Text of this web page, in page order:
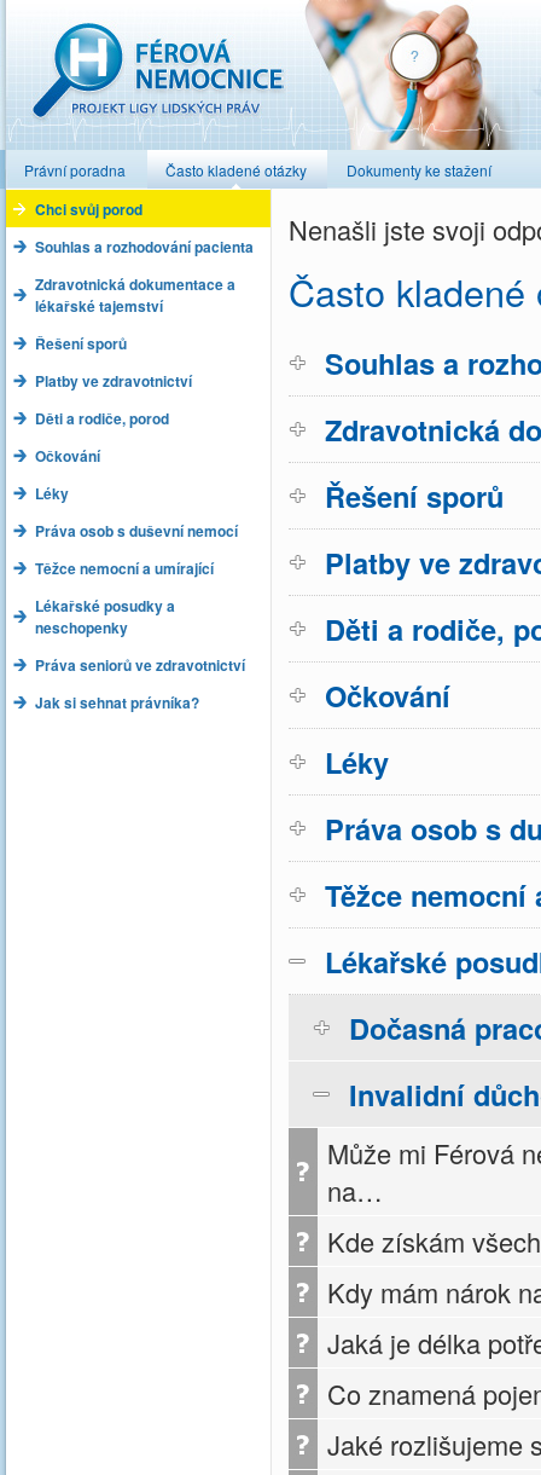
Právní poradna Často kladené otázky Dokumenty ke stažení
Chci svůj porod
Souhlas a rozhodování pacienta
Zdravotnická dokumentace a
lékařské tajemství
Řešení sporů
Platby ve zdravotnictví
Děti a rodiče, porod
Očkování
Léky
Práva osob s duševní nemocí
Těžce nemocní a umírající
Lékařské posudky a
neschopenky
Práva seniorů ve zdravotnictví
Jak si sehnat právníka?
Nenašli jste svoji
Často kladené
Souhlas a
Zdravotnická
Řešení sporů
Platby ve
Děti a rodiče,
Očkování
Léky
Práva osob s
Těžce
Lékařské
Dočasná
Invalidní
Může mi Férová
na…
Kde získám
Kdy mám nárok
Jaká je délka
Co znamená
Jaké rozlišujeme